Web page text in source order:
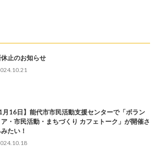
止のお知らせ
月16日】能代市市民活動支援センターで「ボラン
・市民活動・まちづくり カフェトーク」が開催さ
たい！